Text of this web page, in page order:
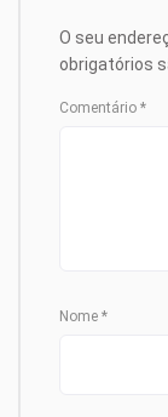
O seu
obrigatórios
Comentário *
Nome *